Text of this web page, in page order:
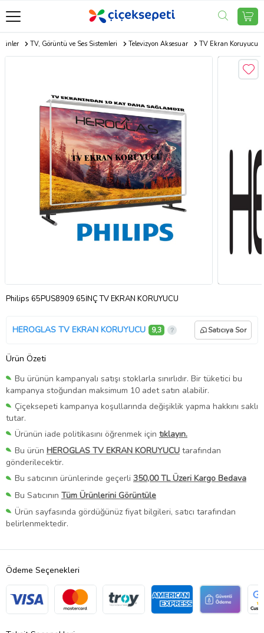
TV, Görüntü ve Ses Sistemleri Televizyon Aksesuar TV Ekran Koruyucu
Philips 65PUS8909 65İNÇ TV EKRAN KORUYUCU
HEROGLAS TV EKRAN KORUYUCU 9,3 Satıcıya Sor
Ürün Özeti
Bu ürünün kampanyalı satışı stoklarla sınırlıdır. Bir tüketici bu
kampanya stoğundan maksimum 10 adet satın alabilir.
Çiçeksepeti kampanya koşullarında değişiklik yapma hakkını saklı
tutar.
Ürünün iade politikasını öğrenmek için tıklayın.
Bu ürün HEROGLAS TV EKRAN KORUYUCU tarafından
gönderilecektir.
Bu satıcının ürünlerinde geçerli 350,00 TL Üzeri Kargo Bedava
Bu Satıcının Tüm Ürünlerini Görüntüle
Ürün sayfasında gördüğünüz fiyat bilgileri, satıcı tarafından
belirlenmektedir.
Ödeme Seçenekleri